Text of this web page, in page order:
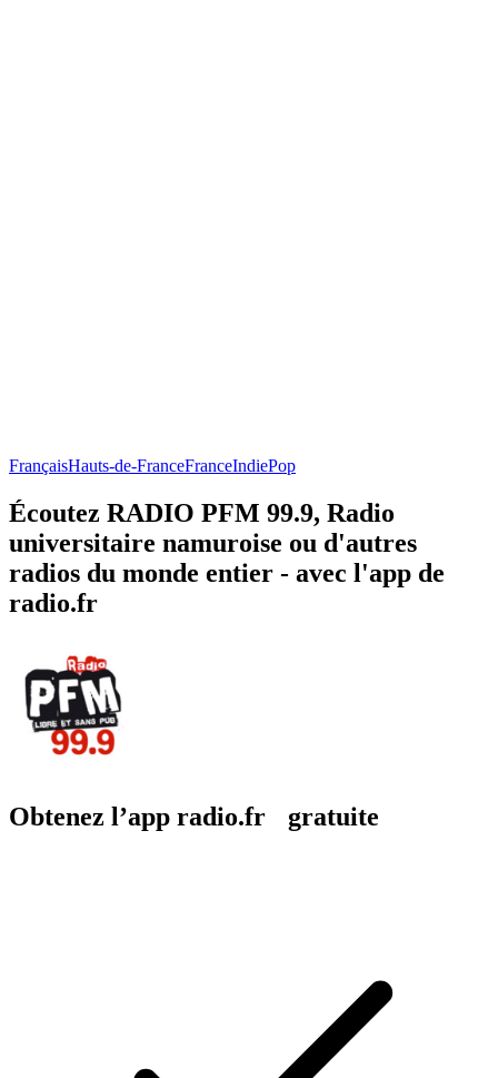
FrançaisHauts-de-FranceFranceIndiePop
Écoutez RADIO PFM 99.9, Radio
universitaire namuroise ou d'autres
radios du monde entier - avec l'app de
radio.fr
Obtenez l’app radio.fr gratuite